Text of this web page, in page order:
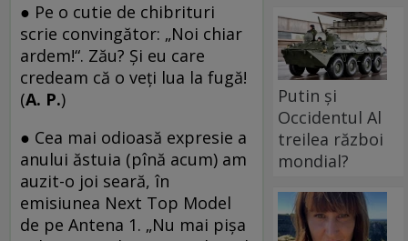
● Pe o cutie de chibrituri
scrie convingător: „Noi chiar
ardem!“. Zău? Şi eu care
credeam că o veţi lua la fugă!
(A. P.)
● Cea mai odioasă expresie a
anului ăstuia (pînă acum) am
auzit-o joi seară, în
emisiunea Next Top Model
de pe Antena 1. „Nu mai pişa
Putin și
Occidentul Al
treilea război
mondial?